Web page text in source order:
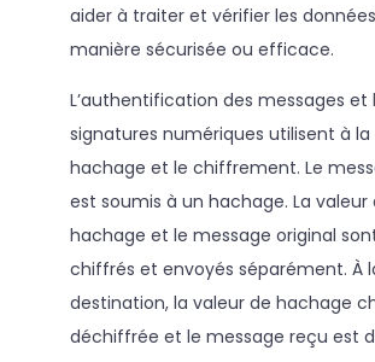
aider à traiter et vérifier les
manière sécurisée ou efficace.
L’authentification des messages et
signatures numériques utilisent à la
hachage et le chiffrement. Le
est soumis à un hachage. La valeur
hachage et le message original
chiffrés et envoyés séparément. À
destination, la valeur de hachage
déchiffrée et le message reçu est